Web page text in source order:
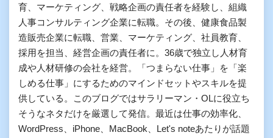
育、マーケティング、戦略企画の責任者を経験し、組織
人事コンサルティング企業に転職。その後、健康食品製
造販売企業に転職、営業、マーケティング、社員教育、
採用を担当、経営企画の責任者に。36歳で独立し人材育
成や人材研修の会社を経営。「つまらない仕事」を「楽
しめる仕事」にするためのマインドセットやスキルを提
供している。このブログではサラリーマン・OLに役立ち
そうなネタだけを厳選して発信。最近は仕事の効率化、
WordPress、iPhone、MacBook、Let's noteあたりが話題